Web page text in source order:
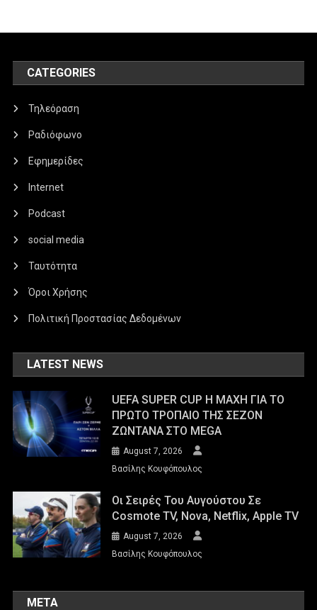
CATEGORIES
Τηλεόραση
Ραδιόφωνο
Εφημερίδες
Internet
Podcast
social media
Ταυτότητα
Όροι Χρήσης
Πολιτική Προστασίας Δεδομένων
LATEST NEWS
UEFA SUPER CUP Η ΜΑΧΗ ΓΙΑ ΤΟ
ΠΡΩΤΟ ΤΡΟΠΑΙΟ ΤΗΣ ΣΕΖΟΝ
ΖΩΝΤΑΝΑ ΣΤΟ MEGA
August 7, 2026
Βασίλης Κουφόπουλος
Οι Σειρές Του Αυγούστου Σε
Cosmote TV, Nova, Netflix, Apple TV
August 7, 2026
Βασίλης Κουφόπουλος
META